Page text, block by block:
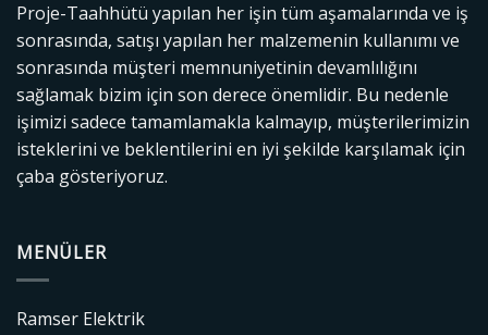
Proje-Taahhütü yapılan her işin tüm aşamalarında ve iş
sonrasında, satışı yapılan her malzemenin kullanımı ve
sonrasında müşteri memnuniyetinin devamlılığını
sağlamak bizim için son derece önemlidir. Bu nedenle
işimizi sadece tamamlamakla kalmayıp, müşterilerimizin
isteklerini ve beklentilerini en iyi şekilde karşılamak için
çaba gösteriyoruz.
MENÜLER
Ramser Elektrik